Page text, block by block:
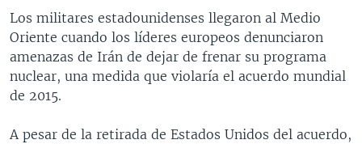
Los militares estadounidenses llegaron al Medio
Oriente cuando los líderes europeos denunciaron
amenazas de Irán de dejar de frenar su programa
nuclear, una medida que violaría el acuerdo mundial
de 2015.
A pesar de la retirada de Estados Unidos del acuerdo,